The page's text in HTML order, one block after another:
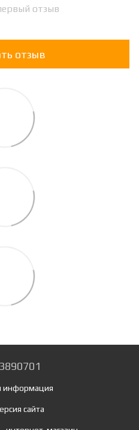
отзыв
отзыв
информация
сайта